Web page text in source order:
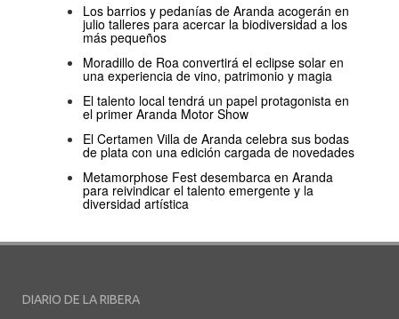
Los barrios y pedanías de Aranda acogerán en
julio talleres para acercar la biodiversidad a los
más pequeños
Moradillo de Roa convertirá el eclipse solar en
una experiencia de vino, patrimonio y magia
El talento local tendrá un papel protagonista en
el primer Aranda Motor Show
El Certamen Villa de Aranda celebra sus bodas
de plata con una edición cargada de novedades
Metamorphose Fest desembarca en Aranda
para reivindicar el talento emergente y la
diversidad artística
DIARIO DE LA RIBERA